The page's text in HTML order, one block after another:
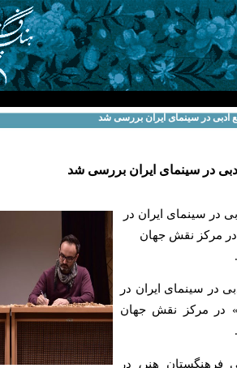
ادبی در سینمای ایران بررسی شد
ادبی در سینمای ایران بررسی شد
در سینمای ایران در
1309 تا 1357» در مرکز نقش جهان
در سینمای ایران در
سال‌های 1309 تا 1357» در مرکز نقش جهان
فرهنگستان هنر، در